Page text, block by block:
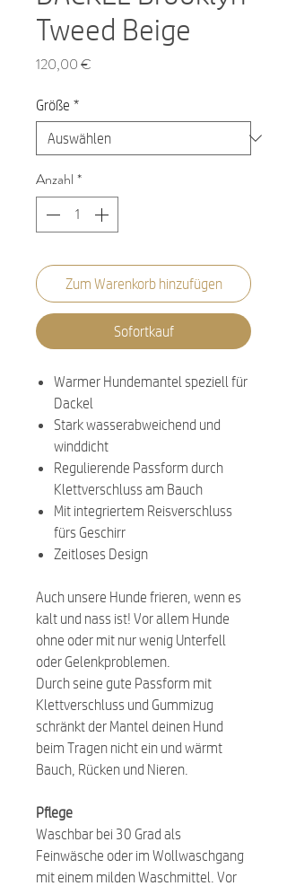
Tweed Beige
120,00 €
Größe *
Anzahl *
Zum Warenkorb hinzufügen
Sofortkauf
Warmer Hundemantel speziell für
Dackel
Stark wasserabweichend und
winddicht
Regulierende Passform durch
Klettverschluss am Bauch
Mit integriertem Reisverschluss
fürs Geschirr
Zeitloses Design
Auch unsere Hunde frieren, wenn es
kalt und nass ist! Vor allem Hunde
ohne oder mit nur wenig Unterfell
oder Gelenkproblemen.
Durch seine gute Passform mit
Klettverschluss und Gummizug
schränkt der Mantel deinen Hund
beim Tragen nicht ein und wärmt
Bauch, Rücken und Nieren.
Pflege
Waschbar bei 30 Grad als
Feinwäsche oder im Wollwaschgang
mit einem milden Waschmittel. Vor